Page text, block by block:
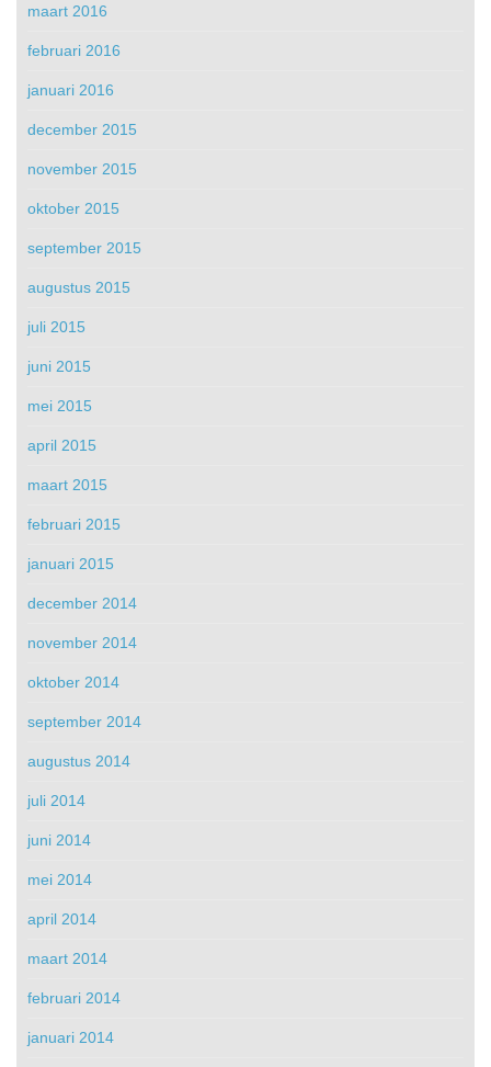
maart 2016
februari 2016
januari 2016
december 2015
november 2015
oktober 2015
september 2015
augustus 2015
juli 2015
juni 2015
mei 2015
april 2015
maart 2015
februari 2015
januari 2015
december 2014
november 2014
oktober 2014
september 2014
augustus 2014
juli 2014
juni 2014
mei 2014
april 2014
maart 2014
februari 2014
januari 2014